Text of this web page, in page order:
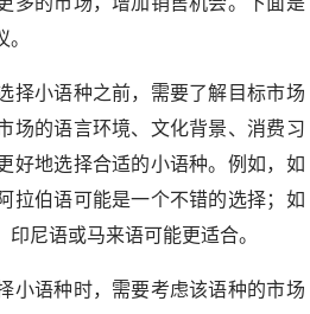
择小语种之前，需要了解目标市场
场的语言环境、文化背景、消费习
好地选择合适的小语种。例如，如
拉伯语可能是一个不错的选择；如
尼语或马来语可能更适合。
小语种时，需要考虑该语种的市场